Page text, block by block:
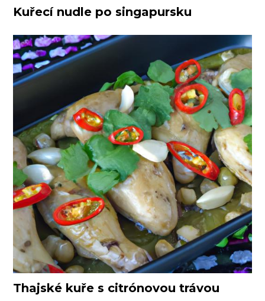
Kuřecí nudle po singapursku
Thajské kuře s citrónovou trávou